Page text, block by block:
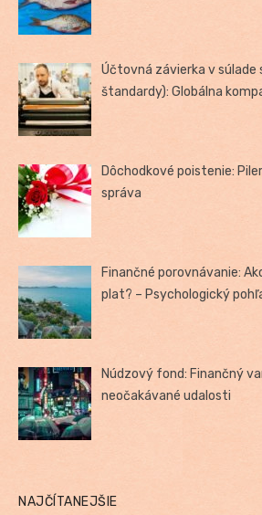
Účtovná závierka v súlade
štandardy): Globálna
Dôchodkové poistenie:
správa
Finančné porovnávanie:
plat? – Psychologický
Núdzový fond: Finančný
neočakávané udalosti
NAJČÍTANEJŠIE